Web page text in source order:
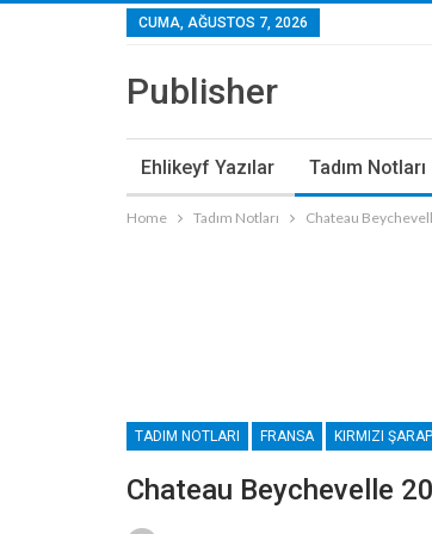
CUMA, AĞUSTOS 7, 2026
Publisher
Ehlikeyf Yazılar Tadım Notları
Home Tadım Notları Chateau
TADIM NOTLARI FRANSA KIRMIZI
Chateau Beychevelle